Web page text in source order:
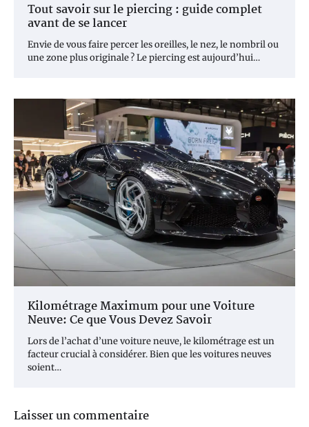
Tout savoir sur le piercing : guide complet
avant de se lancer
Envie de vous faire percer les oreilles, le nez, le nombril ou
une zone plus originale ? Le piercing est aujourd’hui…
Kilométrage Maximum pour une Voiture
Neuve: Ce que Vous Devez Savoir
Lors de l’achat d’une voiture neuve, le kilométrage est un
facteur crucial à considérer. Bien que les voitures neuves
soient…
Laisser un commentaire